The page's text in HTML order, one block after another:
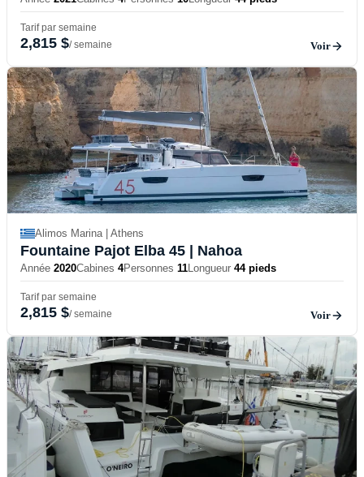
Tarif par semaine
2,815 $/ semaine Voir
Alimos Marina | Athens
Fountaine Pajot Elba 45 | Nahoa
Année 2020Cabines 4Personnes 11Longueur 44 pieds
Tarif par semaine
2,815 $/ semaine Voir